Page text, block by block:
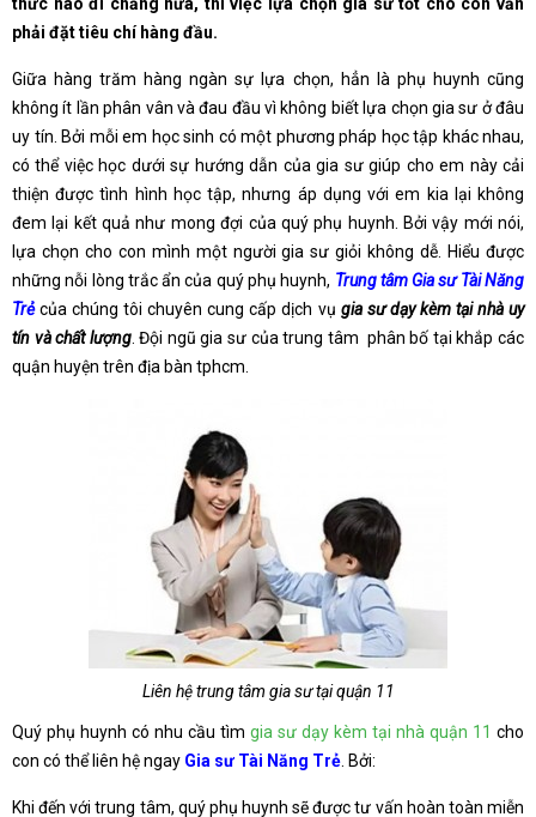
phải đặt tiêu chí hàng đầu.
Giữa hàng trăm hàng ngàn sự lựa chọn, hẳn là phụ huynh cũng
không ít lần phân vân và đau đầu vì không biết lựa chọn gia sư ở đâu
uy tín. Bởi mỗi em học sinh có một phương pháp học tập khác nhau,
có thể việc học dưới sự hướng dẫn của gia sư giúp cho em này cải
thiện được tình hình học tập, nhưng áp dụng với em kia lại không
đem lại kết quả như mong đợi của quý phụ huynh. Bởi vậy mới nói,
lựa chọn cho con mình một người gia sư giỏi không dễ. Hiểu được
những nỗi lòng trắc ẩn của quý phụ huynh, Trung tâm Gia sư Tài Năng
Trẻ của chúng tôi chuyên cung cấp dịch vụ gia sư dạy kèm tại nhà uy
tín và chất lượng. Đội ngũ gia sư của trung tâm phân bố tại khắp các
quận huyện trên địa bàn tphcm.
Liên hệ trung tâm gia sư tại quận 11
Quý phụ huynh có nhu cầu tìm gia sư dạy kèm tại nhà quận 11 cho
con có thể liên hệ ngay Gia sư Tài Năng Trẻ . Bởi:
Khi đến với trung tâm, quý phụ huynh sẽ được tư vấn hoàn toàn miễn